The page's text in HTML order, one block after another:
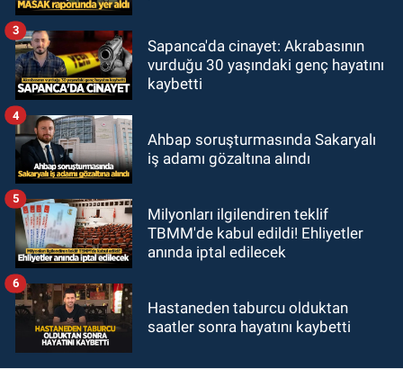
Sapanca'da cinayet: Akrabasının
vurduğu 30 yaşındaki genç hayatını
kaybetti
3
Ahbap soruşturmasında Sakaryalı
iş adamı gözaltına alındı
4
Milyonları ilgilendiren teklif
TBMM'de kabul edildi! Ehliyetler
anında iptal edilecek
5
Hastaneden taburcu olduktan
saatler sonra hayatını kaybetti
6